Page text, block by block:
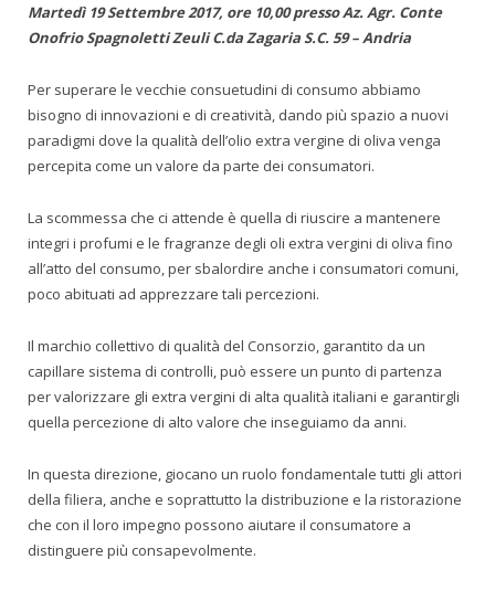
Martedì 19 Settembre 2017, ore 10,00 pressoAz. Agr. Conte
Onofrio Spagnoletti ZeuliC.da Zagaria S.C. 59 – Andria
Per superare le vecchie consuetudini di consumo abbiamo
bisogno di innovazioni e di creatività, dando più spazio a nuovi
paradigmi dove la qualità dell’olio extra vergine di oliva venga
percepita come un valore da parte dei consumatori.
La scommessa che ci attende è quella di riuscire a mantenere
integri i profumi e le fragranze degli oli extra vergini di oliva fino
all’atto del consumo, per sbalordire anche i consumatori comuni,
poco abituati ad apprezzare tali percezioni.
Il marchio collettivo di qualità del Consorzio, garantito da un
capillare sistema di controlli, può essere un punto di partenza
per valorizzare gli extra vergini di alta qualità italiani e garantirgli
quella percezione di alto valore che inseguiamo da anni.
In questa direzione, giocano un ruolo fondamentale tutti gli attori
della filiera, anche e soprattutto la distribuzione e la ristorazione
che con il loro impegno possono aiutare il consumatore a
distinguere più consapevolmente.